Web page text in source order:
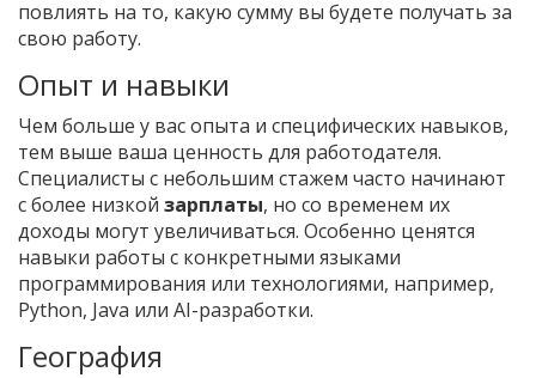
повлиять на то, какую сумму вы будете получать за
свою работу.
Опыт и навыки
Чем больше у вас опыта и специфических навыков,
тем выше ваша ценность для работодателя.
Специалисты с небольшим стажем часто начинают
с более низкой зарплаты, но со временем их
доходы могут увеличиваться. Особенно ценятся
навыки работы с конкретными языками
программирования или технологиями, например,
Python, Java или AI-разработки.
География